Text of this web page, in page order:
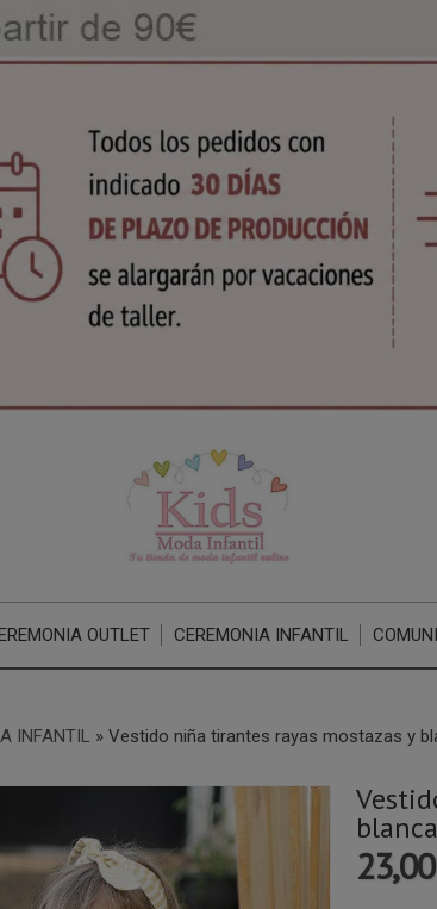
OUTLET CEREMONIA INFANTIL
INFANTIL » Vestido niña tirantes rayas mostazas y